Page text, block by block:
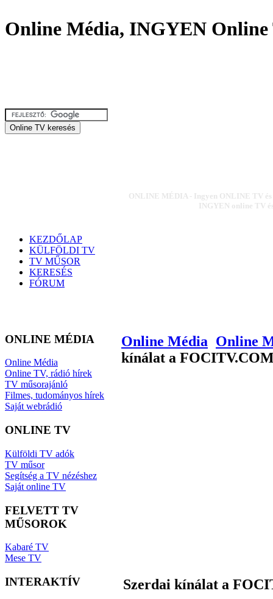
Online Média, INGYEN Online
ONLINE MÉDIA - Ingyen ONLINE TV
INGYEN online TV
KEZDŐLAP
KÜLFÖLDI TV
TV MŰSOR
KERESÉS
FÓRUM
ONLINE MÉDIA
Online Média
Online TV, rádió hírek
TV műsorajánló
Filmes, tudományos hírek
Saját webrádió
ONLINE TV
Külföldi TV adók
TV műsor
Segítség a TV nézéshez
Saját online TV
FELVETT TV
MŰSOROK
Kabaré TV
Mese TV
INTERAKTÍV
Online Média Online
kínálat a
Szerdai kínálat a